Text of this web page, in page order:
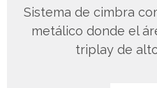
Sistema de cimbra
metálico donde el
triplay de